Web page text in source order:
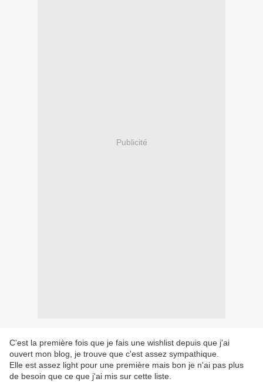
Publicité
C'est la première fois que je fais une wishlist depuis que j'ai
ouvert mon blog, je trouve que c'est assez sympathique.
Elle est assez light pour une première mais bon je n'ai pas plus
de besoin que ce que j'ai mis sur cette liste.